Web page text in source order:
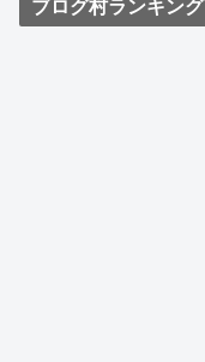
ブログ村ランキング